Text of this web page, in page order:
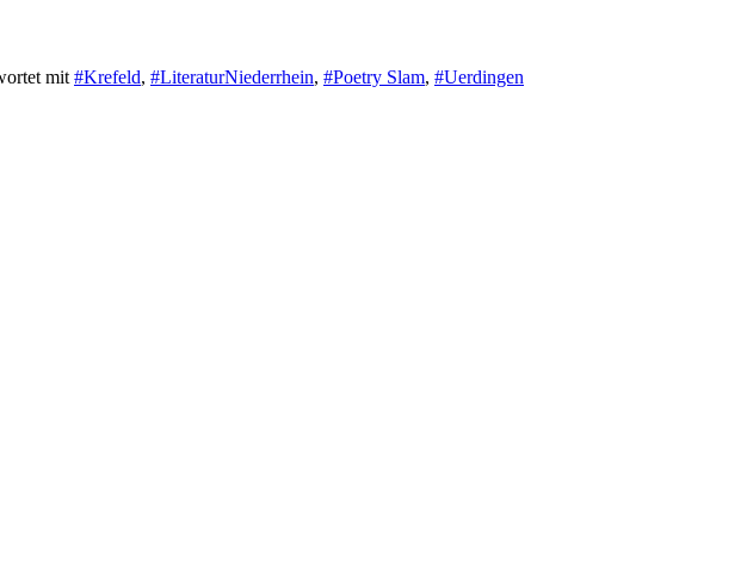
mit #Krefeld, #LiteraturNiederrhein, #Poetry Slam, #Uerdingen